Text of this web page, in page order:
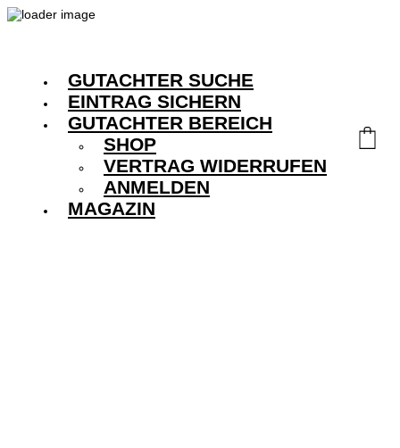
GUTACHTER SUCHE
EINTRAG SICHERN
GUTACHTER BEREICH
SHOP
VERTRAG WIDERRUFEN
ANMELDEN
MAGAZIN